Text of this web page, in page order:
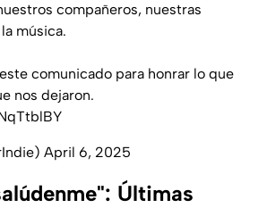
compañeros, nuestras
música.
comunicado para honrar lo que
nos dejaron.
April 6, 2025
Últimas